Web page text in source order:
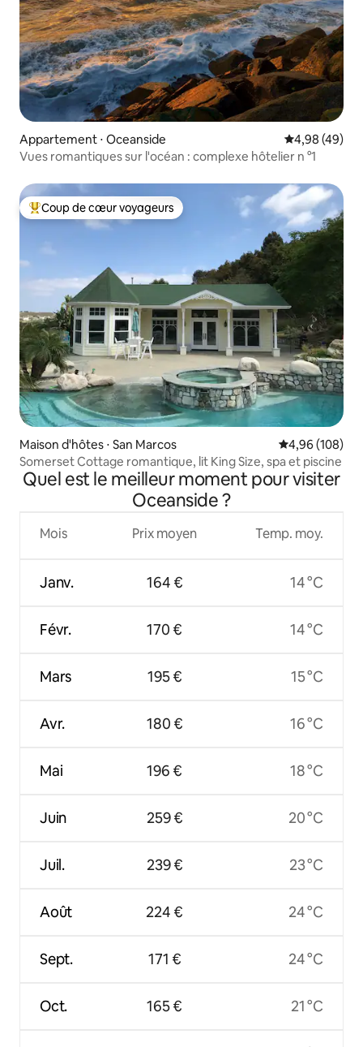
Appartement ⋅ Oceanside Évaluation
4,98 (49)
Vues romantiques sur l'océan : complexe hôtelier n °1
Coups de cœur voyageurs les plus appréciés
Coup de cœur voyageurs
Maison d'hôtes ⋅ San Marcos Évaluation
4,96 (108)
Somerset Cottage romantique, lit King Size, spa et piscine
Quel est le meilleur moment pour visiter
Oceanside ?
Mois
Janv.
Févr.
Mars
Avr.
Mai
Juin
Juil.
Août
Sept.
Oct.
Prix moyen
164 €
170 €
195 €
180 €
196 €
259 €
239 €
224 €
171 €
165 €
Temp. moy.
14 °C
14 °C
15 °C
16 °C
18 °C
20 °C
23 °C
24 °C
24 °C
21 °C